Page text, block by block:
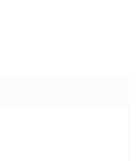
5 hvězdiček.